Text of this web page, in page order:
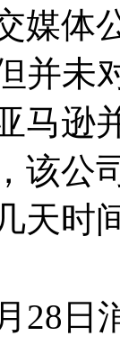
媒体
并未
马逊
该公
天时
28日